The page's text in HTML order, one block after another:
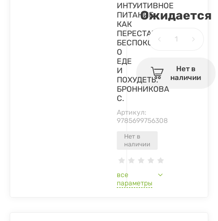
Нет в
наличии
ИНТУИТИВНОЕ
ПИТАНИЕ:
КАК
ПЕРЕСТАТЬ
БЕСПОКОИТЬСЯ
О
ЕДЕ
И
ПОХУДЕТЬ.
БРОННИКОВА
С.
Артикул:
9785699756308
все
параметры
Ожидается
Нет в
наличии